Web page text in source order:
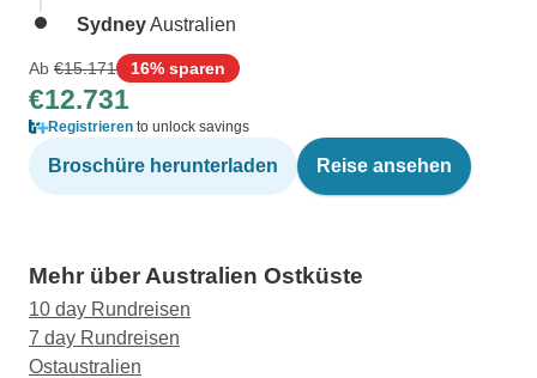
SydneyAustralien
Ab €15.171 16% sparen
€12.731
Registrieren to unlock savings
Broschüre herunterladen Reise ansehen
Mehr über Australien Ostküste
10 day Rundreisen
7 day Rundreisen
Ostaustralien